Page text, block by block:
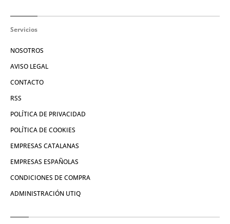
Servicios
NOSOTROS
AVISO LEGAL
CONTACTO
RSS
POLÍTICA DE PRIVACIDAD
POLÍTICA DE COOKIES
EMPRESAS CATALANAS
EMPRESAS ESPAÑOLAS
CONDICIONES DE COMPRA
ADMINISTRACIÓN UTIQ